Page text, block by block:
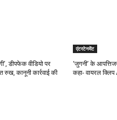
डीपफेक वीडियो पर
कानूनी कार्रवाई की
एंटरटेनमेंट
‘जुगनी’ के
कहा- वायरल